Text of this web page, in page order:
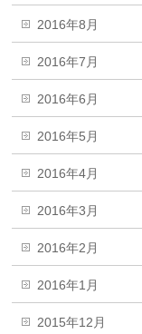
2016年8月
2016年7月
2016年6月
2016年5月
2016年4月
2016年3月
2016年2月
2016年1月
2015年12月